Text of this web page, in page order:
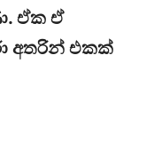
ඒක ඒ
අතරින් එකක්